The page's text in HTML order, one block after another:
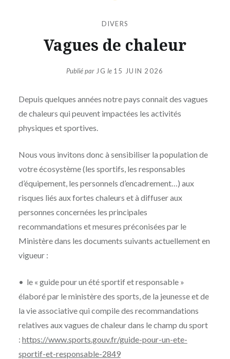
DIVERS
Vagues de chaleur
Publié par JG le 15 JUIN 2026
Depuis quelques années notre pays connait des vagues
de chaleurs qui peuvent impactées les activités
physiques et sportives.
Nous vous invitons donc à sensibiliser la population de
votre écosystème (les sportifs, les responsables
d’équipement, les personnels d’encadrement…) aux
risques liés aux fortes chaleurs et à diffuser aux
personnes concernées les principales
recommandations et mesures préconisées par le
Ministère dans les documents suivants actuellement en
vigueur :
• le « guide pour un été sportif et responsable »
élaboré par le ministère des sports, de la jeunesse et de
la vie associative qui compile des recommandations
relatives aux vagues de chaleur dans le champ du sport
: https://www.sports.gouv.fr/guide-pour-un-ete-
sportif-et-responsable-2849